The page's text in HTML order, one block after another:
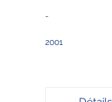
-
2001